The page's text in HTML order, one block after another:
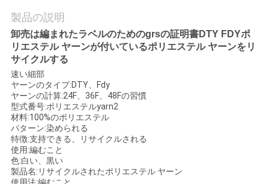
工
場
ツ
ア
ー
品
質
製品の説明
卸売は編まれたラベルのためのgrsの証明書DTY FDYポ
リエステル ヤーンが付いているポリエステル ヤーンをリ
サイクルする
速い細部
ヤーンのタイプ:DTY、Fdy
ヤーンの計算:24F、36F、48Fの習慣
型式番号:ポリエステルyarn2
材料:100%のポリエステル
パターン:染められる
特徴:支持できる、リサイクルされる
使用:編むこと
色:白い、黒い
製品名:リサイクルされたポリエステル ヤーン